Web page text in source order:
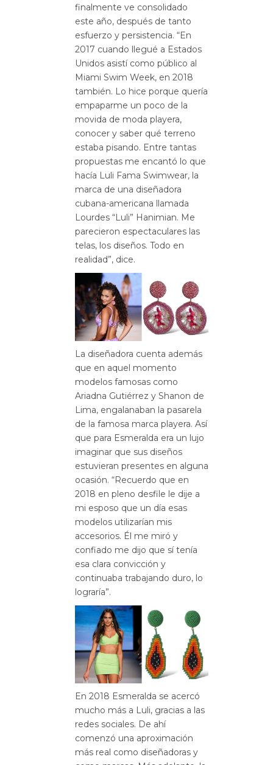
finalmente ve consolidado
este año, después de tanto
esfuerzo y persistencia. “En
2017 cuando llegué a Estados
Unidos asistí como público al
Miami Swim Week, en 2018
también. Lo hice porque quería
empaparme un poco de la
movida de moda playera,
conocer y saber qué terreno
estaba pisando. Entre tantas
propuestas me encantó lo que
hacía Luli Fama Swimwear, la
marca de una diseñadora
cubana-americana llamada
Lourdes “Luli” Hanimian. Me
parecieron espectaculares las
telas, los diseños. Todo en
realidad”, dice.
La diseñadora cuenta además
que en aquel momento
modelos famosas como
Ariadna Gutiérrez y Shanon de
Lima, engalanaban la pasarela
de la famosa marca playera. Así
que para Esmeralda era un lujo
imaginar que sus diseños
estuvieran presentes en alguna
ocasión. “Recuerdo que en
2018 en pleno desfile le dije a
mi esposo que un día esas
modelos utilizarían mis
accesorios. Él me miró y
confiado me dijo que sí tenía
esa clara convicción y
continuaba trabajando duro, lo
lograría”.
En 2018 Esmeralda se acercó
mucho más a Luli, gracias a las
redes sociales. De ahí
comenzó una aproximación
más real como diseñadoras y